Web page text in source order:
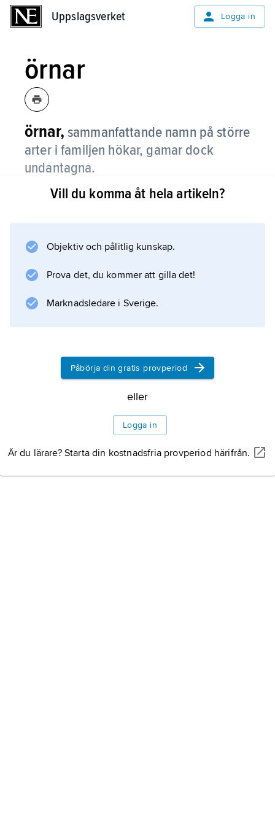
Uppslagsverket Logga in
örnar
örnar, sammanfattande namn på större
arter i familjen hökar, gamar dock
undantagna.
Örnar är oftast stora, bredvingade och
vit undersida, och hos några är stjärten
Kulturhistoria
Vill du komma åt hela artikeln?
Objektiv och pålitlig kunskap.
Prova det, du kommer att gilla det!
Marknadsledare i Sverige.
Påbörja din gratis provperiod
eller
Logga in
Är du lärare? Starta din kostnadsfria provperiod härifrån.